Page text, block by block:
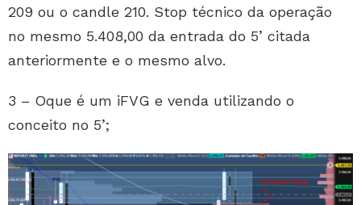
209 ou o candle 210. Stop técnico da operação
no mesmo 5.408,00 da entrada do 5’ citada
anteriormente e o mesmo alvo.
3 – Oque é um iFVG e venda utilizando o
conceito no 5’;